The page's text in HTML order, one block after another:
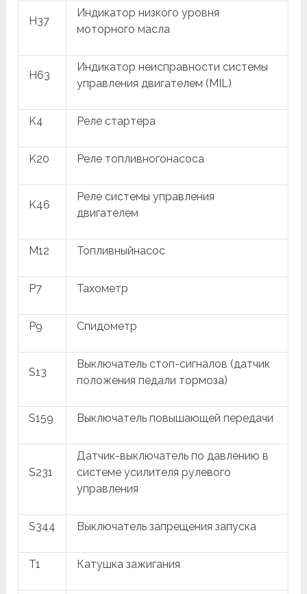
H37
Индикатор низкого уровня
моторного масла
H63
Индикатор неисправности системы
управления двигателем (MIL)
K4 Реле стартера
K20 Реле топливногонасоса
K46
Реле системы управления
двигателем
M12 Топливныйнасос
P7 Тахометр
P9 Спидометр
S13
Выключатель стоп-сигналов (датчик
положения педали тормоза)
S159 Выключатель повышающей передачи
S231
Датчик-выключатель по давлению в
системе усилителя рулевого
управления
S344 Выключатель запрещения запуска
T1 Катушка зажигания